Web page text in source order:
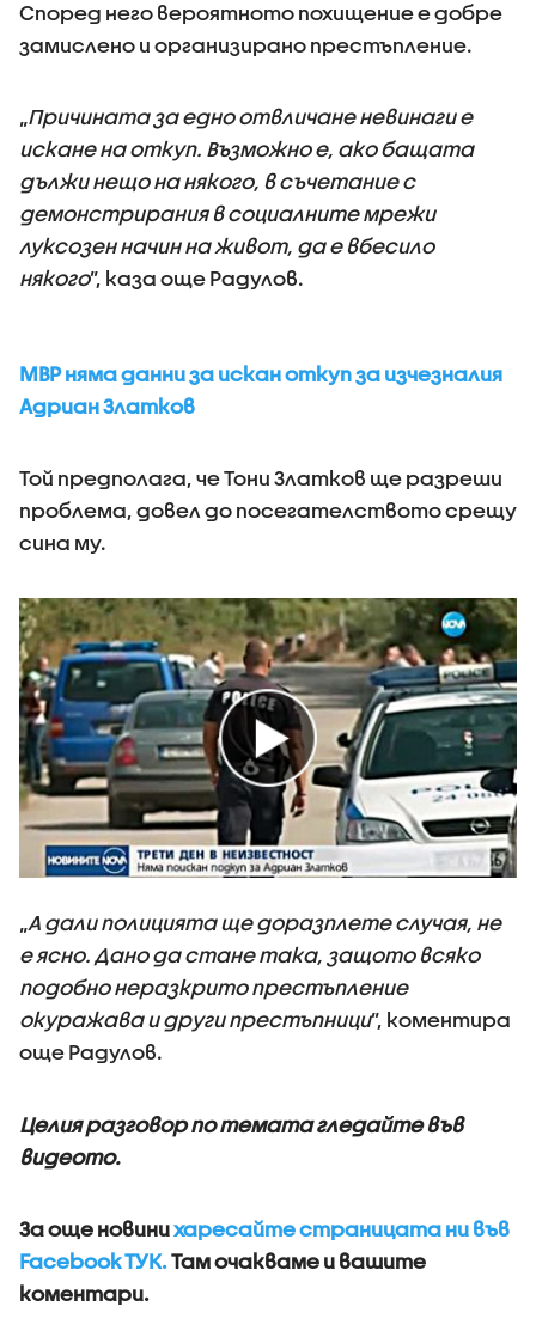
Според него вероятното похищение е добре
замислено и организирано престъпление.
„Причината за едно отвличане невинаги е
искане на откуп. Възможно е, ако бащата
дължи нещо на някого, в съчетание с
демонстрирания в социалните мрежи
луксозен начин на живот, да е вбесило
някого”, каза още Радулов.
МВР няма данни за искан откуп за изчезналия
Адриан Златков
Той предполага, че Тони Златков ще разреши
проблема, довел до посегателството срещу
сина му.
„А дали полицията ще доразплете случая, не
е ясно. Дано да стане така, защото всяко
подобно неразкрито престъпление
окуражава и други престъпници”, коментира
още Радулов.
Целия разговор по темата гледайте във
видеото.
За още новинихаресайте страницата ни във
Facebook ТУК.Там очакваме и вашите
коментари.